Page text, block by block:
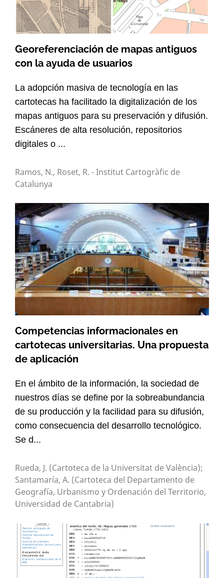
Georeferenciación de mapas antiguos
con la ayuda de usuarios
La adopción masiva de tecnología en las
cartotecas ha facilitado la digitalización de los
mapas antiguos para su preservación y difusión.
Escáneres de alta resolución, repositorios
digitales o ...
Ramos, N., Roset, R. - Institut Cartogràfic de
Catalunya
Competencias informacionales en
cartotecas universitarias. Una propuesta
de aplicación
En el ámbito de la información, la sociedad de
nuestros días se define por la sobreabundancia
de su producción y la facilidad para su difusión,
como consecuencia del desarrollo tecnológico.
Se d...
Rueda, J. (Cartoteca de la Universitat de València);
Santamaría, A. (Cartoteca del Departamento de
Geografía, Urbanismo y Ordenación del Territorio,
Universidad de Cantabria)